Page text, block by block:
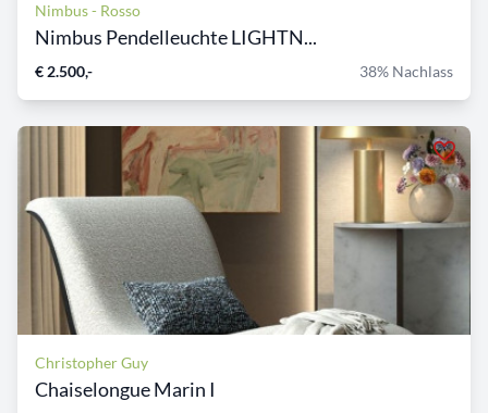
Nimbus - Rosso
Nimbus Pendelleuchte LIGHTN...
€ 2.500,- 38% Nachlass
Christopher Guy
Chaiselongue Marin I